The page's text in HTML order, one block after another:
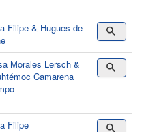
Filipe & Hugues de
Morales Lersch &
Camarena
Filipe